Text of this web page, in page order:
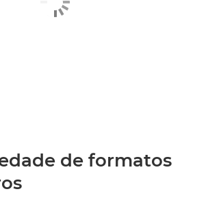
de formatos